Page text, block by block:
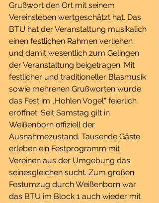
Grußwort den Ort mit seinem
Vereinsleben wertgeschätzt hat. Das
BTU hat der Veranstaltung musikalich
einen festlichen Rahmen verliehen
und damit wesentlich zum Gelingen
der Veranstaltung beigetragen. Mit
festlicher und traditioneller Blasmusik
sowie mehrenen Grußworten wurde
das Fest im „Hohlen Vogel“ feierlich
eröffnet. Seit Samstag gilt in
Weißenborn offiziell der
Ausnahmezustand. Tausende Gäste
erleben ein Festprogramm mit
Vereinen aus der Umgebung das
seinesgleichen sucht. Zum großen
Festumzug durch Weißenborn war
das BTU im Block 1 auch wieder mit